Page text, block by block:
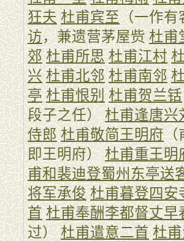
狂夫 杜甫宾至（一作
访，兼遗营茅屋赀杜甫
郊 杜甫所思 杜甫江村
兴 杜甫北邻 杜甫南邻
亭 杜甫恨别 杜甫贺兰铦
段子之任）杜甫逢唐兴
侍郎 杜甫敬简王明府（
即王明府）杜甫重王明
甫和裴迪登蜀州东亭送
将军承俊 杜甫暮登四安
首 杜甫奉酬李都督丈早
过）杜甫遣意二首 杜